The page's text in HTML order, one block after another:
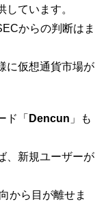
ています。
からの判断はま
に仮想通貨市場が
ド「 Dencun 」も
、新規ユーザーが
から目が離せま